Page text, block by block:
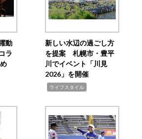
動
ラ
新しい水辺の過ごし方
を提案 札幌市・豊平
川でイベント「川見
2026」を開催
ライフスタイル